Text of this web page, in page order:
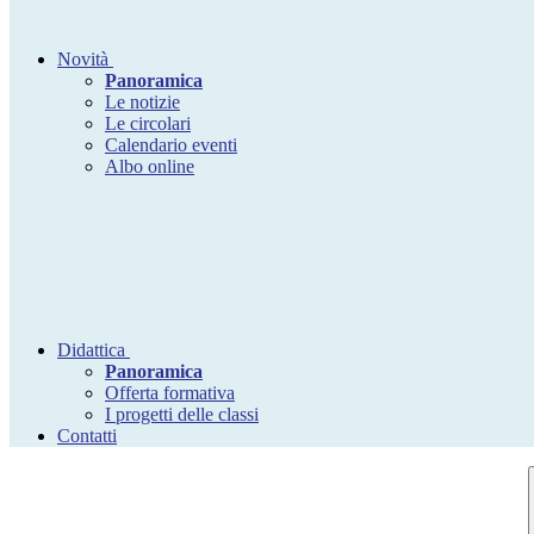
Novità
Panoramica
Le notizie
Le circolari
Calendario eventi
Albo online
Didattica
Panoramica
Offerta formativa
I progetti delle classi
Contatti